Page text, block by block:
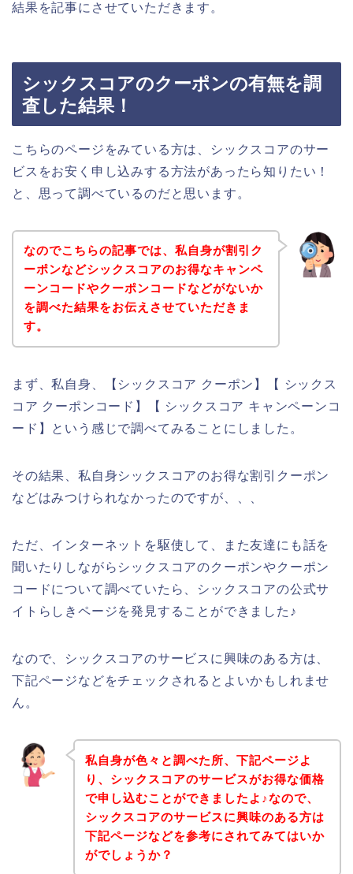
結果を記事にさせていただきます。
シックスコアのクーポンの有無を調
査した結果！
こちらのページをみている方は、シックスコアのサー
ビスをお安く申し込みする方法があったら知りたい！
と、思って調べているのだと思います。
なのでこちらの記事では、私自身が割引ク
ーポンなどシックスコアのお得なキャンペ
ーンコードやクーポンコードなどがないか
を調べた結果をお伝えさせていただきま
す。
まず、私自身、【シックスコア クーポン】【 シックス
コア クーポンコード】【 シックスコア キャンペーンコ
ード】という感じで調べてみることにしました。
その結果、私自身シックスコアのお得な割引クーポン
などはみつけられなかったのですが、、、
ただ、インターネットを駆使して、また友達にも話を
聞いたりしながらシックスコアのクーポンやクーポン
コードについて調べていたら、シックスコアの公式サ
イトらしきページを発見することができました♪
なので、シックスコアのサービスに興味のある方は、
下記ページなどをチェックされるとよいかもしれませ
ん。
私自身が色々と調べた所、下記ページよ
り、シックスコアのサービスがお得な価格
で申し込むことができましたよ♪なので、
シックスコアのサービスに興味のある方は
下記ページなどを参考にされてみてはいか
がでしょうか？